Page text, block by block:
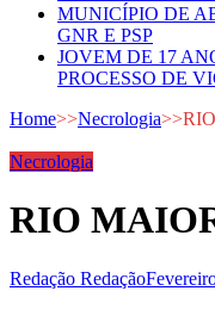
MUNICÍPIO DE
GNR E PSP
JOVEM DE 17
PROCESSO DE
Home>>Necrologia>>
Necrologia
RIO
Redação Redação